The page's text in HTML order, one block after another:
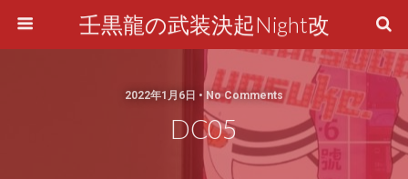
壬黒龍の武装決起Night改
2022年1月6日 • No Comments
DC05